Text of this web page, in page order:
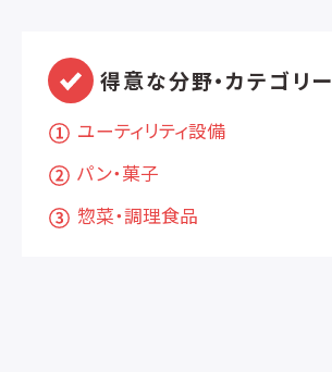
得意な分野・カテゴリー
ユーティリティ設備
パン・菓子
惣菜・調理食品